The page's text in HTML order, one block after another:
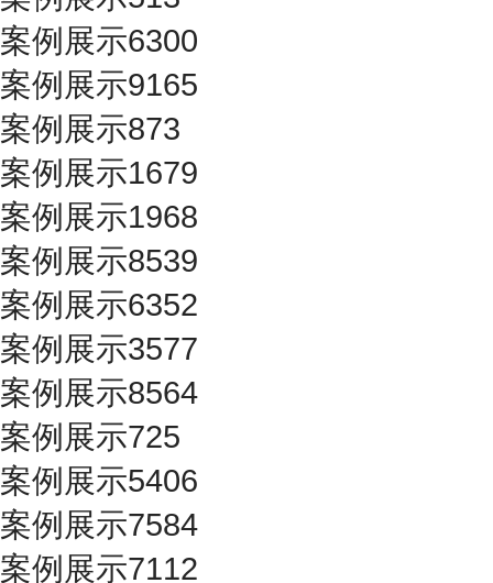
案例展示6300
案例展示9165
案例展示873
案例展示1679
案例展示1968
案例展示8539
案例展示6352
案例展示3577
案例展示8564
案例展示725
案例展示5406
案例展示7584
案例展示7112